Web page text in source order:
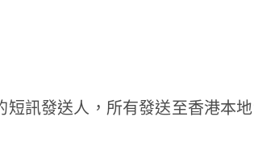
訊發送人，所有發送至香港本